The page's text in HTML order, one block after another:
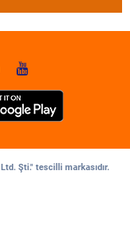
Şti." tescilli markasıdır.